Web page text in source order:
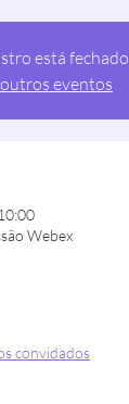
está fechado
eventos
Webex
convidados